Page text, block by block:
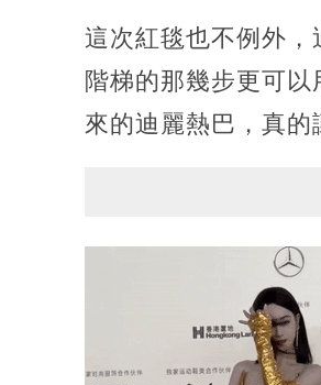
這次紅毯也不例外
階梯的那幾步更可
來的迪麗熱巴，真的